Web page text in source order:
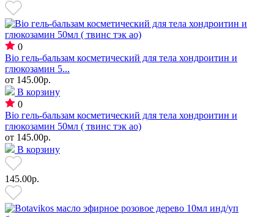
0
Bio гель-бальзам косметический для тела хондроитин и
глюкозамин 5...
от 145.00р.
В корзину
0
Bio гель-бальзам косметический для тела хондроитин и
глюкозамин 50мл ( твинс тэк ао)
от 145.00р.
В корзину
145.00р.